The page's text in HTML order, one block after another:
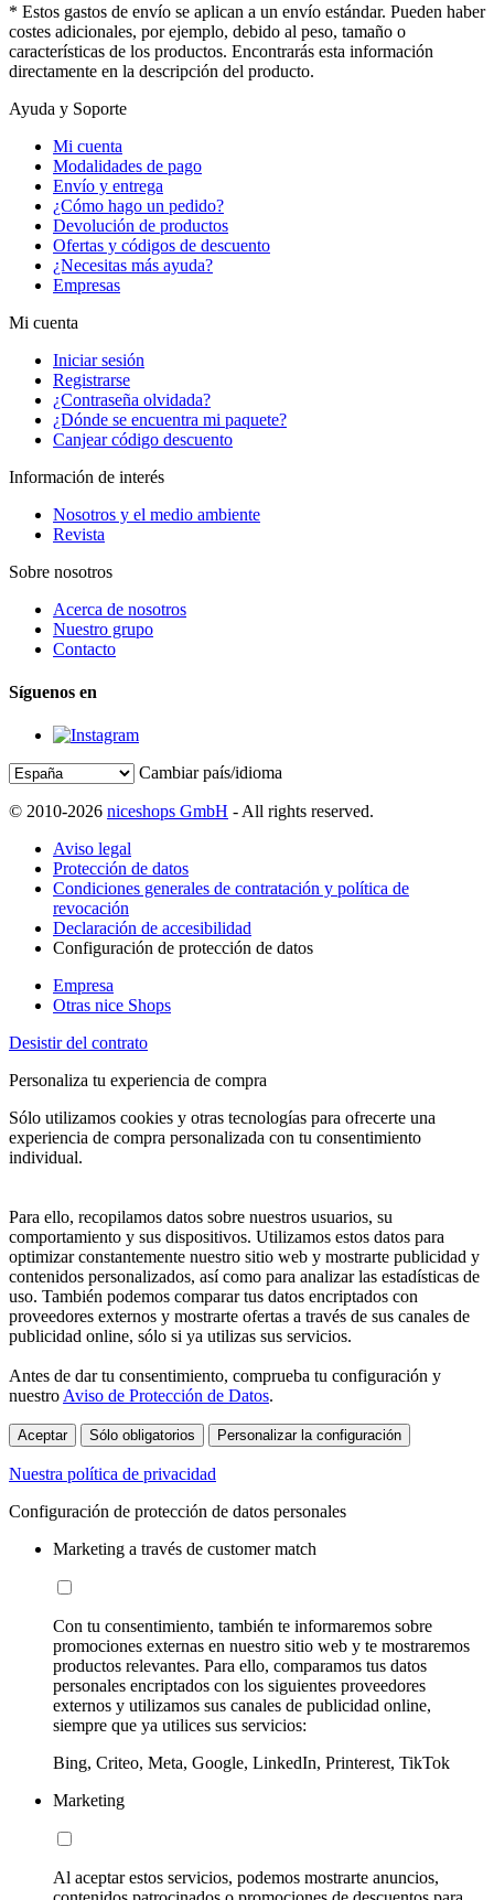
* Estos gastos de envío se aplican a un envío estándar. Pueden haber
costes adicionales, por ejemplo, debido al peso, tamaño o
características de los productos. Encontrarás esta información
directamente en la descripción del producto.
Ayuda y Soporte
Mi cuenta
Modalidades de pago
Envío y entrega
¿Cómo hago un pedido?
Devolución de productos
Ofertas y códigos de descuento
¿Necesitas más ayuda?
Empresas
Mi cuenta
Iniciar sesión
Registrarse
¿Contraseña olvidada?
¿Dónde se encuentra mi paquete?
Canjear código descuento
Información de interés
Nosotros y el medio ambiente
Revista
Sobre nosotros
Acerca de nosotros
Nuestro grupo
Contacto
Síguenos en
Cambiar país/idioma
© 2010-2026 niceshops GmbH - All rights reserved.
Aviso legal
Protección de datos
Condiciones generales de contratación y política de
revocación
Declaración de accesibilidad
Configuración de protección de datos
Empresa
Otras nice Shops
Desistir del contrato
Personaliza tu experiencia de compra
Sólo utilizamos cookies y otras tecnologías para ofrecerte una
experiencia de compra personalizada con tu consentimiento
individual.
Para ello, recopilamos datos sobre nuestros usuarios, su
comportamiento y sus dispositivos. Utilizamos estos datos para
optimizar constantemente nuestro sitio web y mostrarte publicidad y
contenidos personalizados, así como para analizar las estadísticas de
uso. También podemos comparar tus datos encriptados con
proveedores externos y mostrarte ofertas a través de sus canales de
publicidad online, sólo si ya utilizas sus servicios.
Antes de dar tu consentimiento, comprueba tu configuración y
nuestroAviso de Protección de Datos.
Aceptar Sólo obligatorios Personalizar la configuración
Nuestra política de privacidad
Configuración de protección de datos personales
Marketing a través de customer match
Con tu consentimiento, también te informaremos sobre
promociones externas en nuestro sitio web y te mostraremos
productos relevantes. Para ello, comparamos tus datos
personales encriptados con los siguientes proveedores
externos y utilizamos sus canales de publicidad online,
siempre que ya utilices sus servicios:
Bing, Criteo, Meta, Google, LinkedIn, Printerest, TikTok
Marketing
Al aceptar estos servicios, podemos mostrarte anuncios,